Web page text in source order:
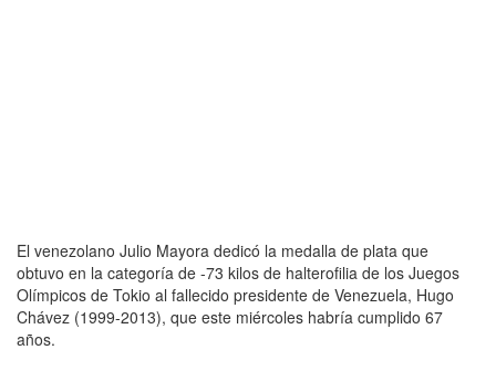
El venezolano Julio Mayora dedicó la medalla de plata que
obtuvo en la categoría de -73 kilos de halterofilia de los Juegos
Olímpicos de Tokio al fallecido presidente de Venezuela, Hugo
Chávez (1999-2013), que este miércoles habría cumplido 67
años.